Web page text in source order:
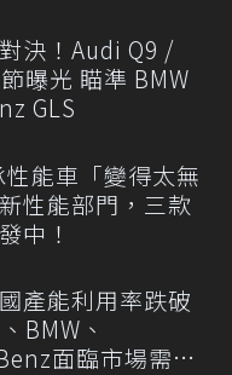
決！Audi Q9 /
曝光 瞄準 BMW
GLS
能車「變得太無
性能部門，三款
中！
產能利用率跌破
BMW、
面臨市場需求